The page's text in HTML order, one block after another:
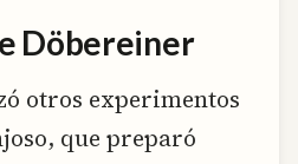
Döbereiner
otros experimentos
que preparó